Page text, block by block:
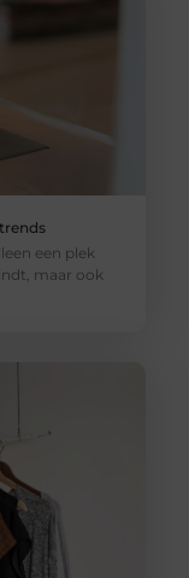
een plek
maar ook